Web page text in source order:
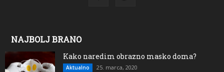
NAJBOLJ BRANO
Kako naredim obrazno masko doma?
Aktualno 25. marca, 2020